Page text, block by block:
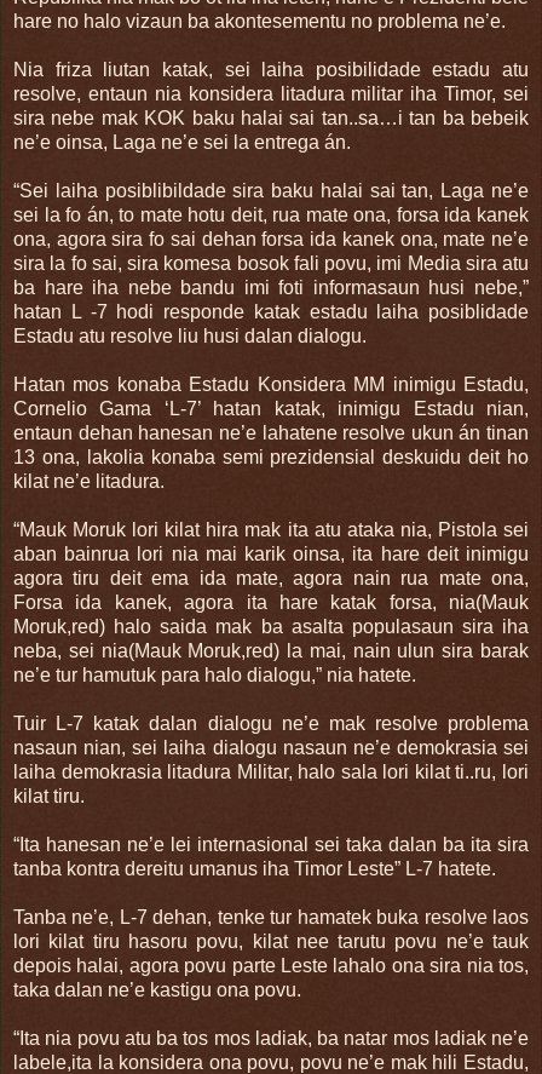
hare no halo vizaun ba akontesementu no problema ne’e.
Nia friza liutan katak, sei laiha posibilidade estadu atu
resolve, entaun nia konsidera litadura militar iha Timor, sei
sira nebe mak KOK baku halai sai tan..sa…i tan ba bebeik
ne’e oinsa, Laga ne’e sei la entrega án.
“Sei laiha posiblibildade sira baku halai sai tan, Laga ne’e
sei la fo án, to mate hotu deit, rua mate ona, forsa ida kanek
ona, agora sira fo sai dehan forsa ida kanek ona, mate ne’e
sira la fo sai, sira komesa bosok fali povu, imi Media sira atu
ba hare iha nebe bandu imi foti informasaun husi nebe,”
hatan L -7 hodi responde katak estadu laiha posiblidade
Estadu atu resolve liu husi dalan dialogu.
Hatan mos konaba Estadu Konsidera MM inimigu Estadu,
Cornelio Gama ‘L-7’ hatan katak, inimigu Estadu nian,
entaun dehan hanesan ne’e lahatene resolve ukun án tinan
13 ona, lakolia konaba semi prezidensial deskuidu deit ho
kilat ne’e litadura.
“Mauk Moruk lori kilat hira mak ita atu ataka nia, Pistola sei
aban bainrua lori nia mai karik oinsa, ita hare deit inimigu
agora tiru deit ema ida mate, agora nain rua mate ona,
Forsa ida kanek, agora ita hare katak forsa, nia(Mauk
Moruk,red) halo saida mak ba asalta populasaun sira iha
neba, sei nia(Mauk Moruk,red) la mai, nain ulun sira barak
ne’e tur hamutuk para halo dialogu,” nia hatete.
Tuir L-7 katak dalan dialogu ne’e mak resolve problema
nasaun nian, sei laiha dialogu nasaun ne’e demokrasia sei
laiha demokrasia litadura Militar, halo sala lori kilat ti..ru, lori
kilat tiru.
“Ita hanesan ne’e lei internasional sei taka dalan ba ita sira
tanba kontra dereitu umanus iha Timor Leste” L-7 hatete.
Tanba ne’e, L-7 dehan, tenke tur hamatek buka resolve laos
lori kilat tiru hasoru povu, kilat nee tarutu povu ne’e tauk
depois halai, agora povu parte Leste lahalo ona sira nia tos,
taka dalan ne’e kastigu ona povu.
“Ita nia povu atu ba tos mos ladiak, ba natar mos ladiak ne’e
labele,ita la konsidera ona povu, povu ne’e mak hili Estadu,